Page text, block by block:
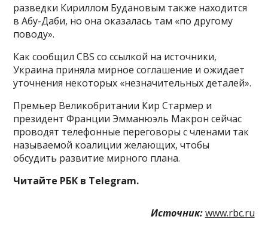
разведки Кириллом Будановым также находится
в Абу-Даби, но она оказалась там «по другому
поводу».
Как сообщил CBS со ссылкой на источники,
Украина приняла мирное соглашение и ожидает
уточнения некоторых «незначительных деталей».
Премьер Великобритании Кир Стармер и
президент Франции Эмманюэль Макрон сейчас
проводят телефонные переговоры с членами так
называемой коалиции желающих, чтобы
обсудить развитие мирного плана.
Читайте РБК в Telegram.
Источник: www.rbc.ru